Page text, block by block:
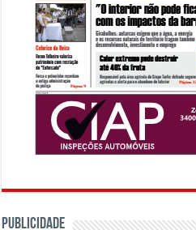
PUBLICIDADE